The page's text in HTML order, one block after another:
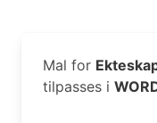
Mal for
tilpasses i